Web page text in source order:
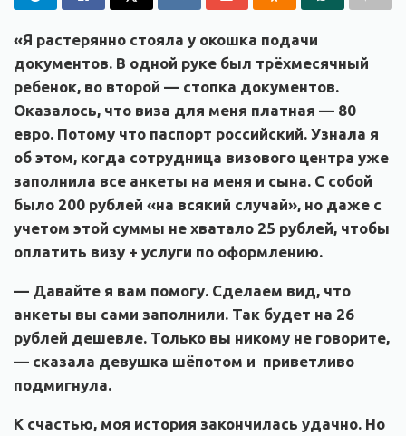
«Я растерянно стояла у окошка подачи
документов. В одной руке был трёхмесячный
ребенок, во второй — стопка документов.
Оказалось, что виза для меня платная — 80
евро. Потому что паспорт российский. Узнала я
об этом, когда сотрудница визового центра уже
заполнила все анкеты на меня и сына. С собой
было 200 рублей «на всякий случай», но даже с
учетом этой суммы не хватало 25 рублей, чтобы
оплатить визу + услуги по оформлению.
— Давайте я вам помогу. Сделаем вид, что
анкеты вы сами заполнили. Так будет на 26
рублей дешевле. Только вы никому не говорите,
— сказала девушка шёпотом и приветливо
подмигнула.
К счастью, моя история закончилась удачно. Но